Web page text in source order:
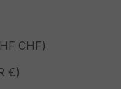
CHF)
€)